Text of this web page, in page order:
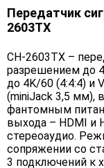
Передатчик
2603TX
CH-2603TX –
разрешением до
до 4K/60 (4:4:4) и
(miniJack 3,5 мм),
фантомным
выхода – HDMI и
стереоаудио.
сопряжении со
3 подключений к